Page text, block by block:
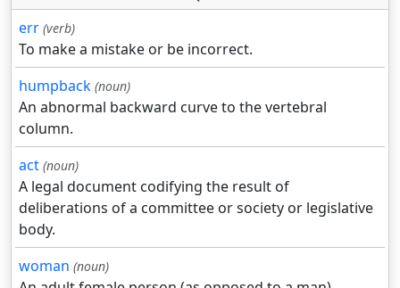
err (verb)
To make a mistake or be incorrect.
humpback (noun)
An abnormal backward curve to the vertebral
column.
act (noun)
A legal document codifying the result of
deliberations of a committee or society or legislative
body.
woman (noun)